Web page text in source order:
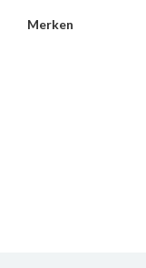
Merken